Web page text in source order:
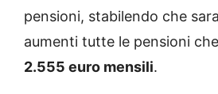
pensioni, stabilendo che
aumenti tutte le pensioni
2.555 euro mensili.